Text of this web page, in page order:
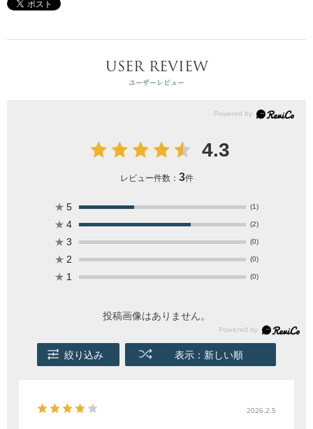
USER REVIEW
ユーザーレビュー
4.3
レビュー件数： 3件
★ 5 (1)
★ 4 (2)
★ 3 (0)
★ 2 (0)
★ 1 (0)
投稿画像はありません。
絞り込み 表示：新しい順
2026.2.5